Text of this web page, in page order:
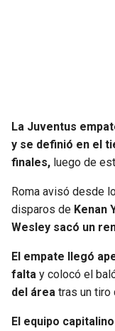
La Juventus
y se definió en el
finales, luego de
Roma avisó desde
disparos de Kenan
Wesley sacó un
El empate llegó
falta y colocó el
del área tras un tiro
El equipo